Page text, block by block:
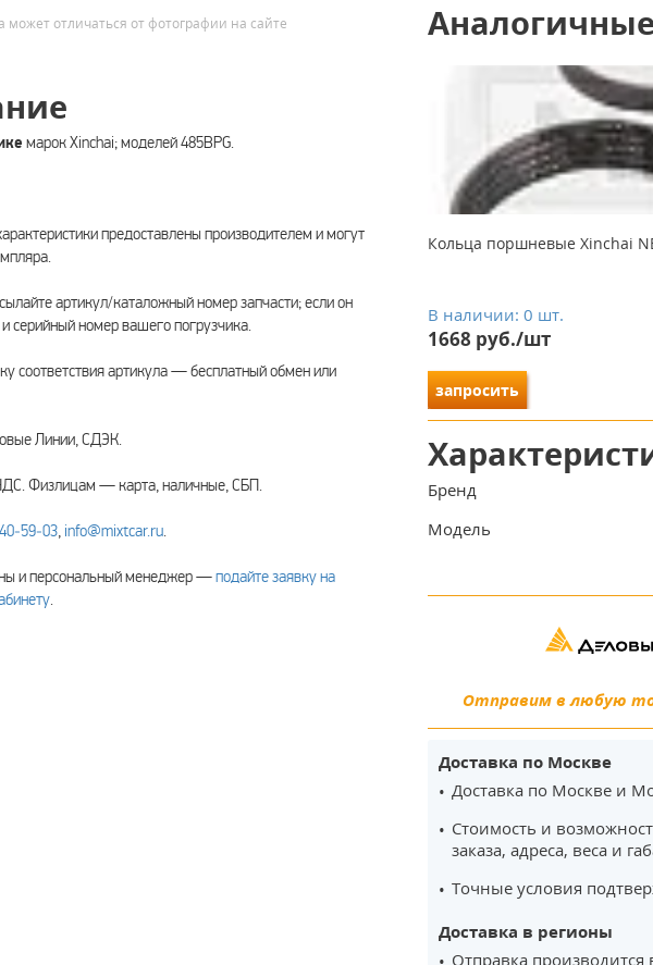
отличаться от фотографии на сайте
марок Xinchai; моделей 485BPG.
предоставлены производителем и могут
артикул/каталожный номер запчасти; если он
серийный номер вашего погрузчика.
соответствия артикула — бесплатный обмен или
Линии, СДЭК.
Физлицам — карта, наличные, СБП.
, info@mixtcar.ru.
и персональный менеджер —подайте заявку на
.
Кольца поршневые Xinchai
В наличии: 0 шт.
1668 руб./шт
запросить
Бренд
Модель
Отправим в любую
Доставка по Москве
Доставка по Москве и
Стоимость и
заказа, адреса, веса и
Точные условия
Доставка в регионы
Отправка